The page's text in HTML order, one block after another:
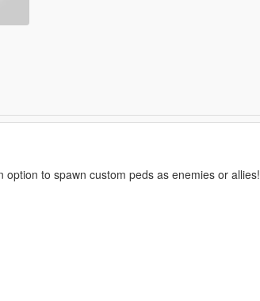
to spawn custom peds as enemies or allies!